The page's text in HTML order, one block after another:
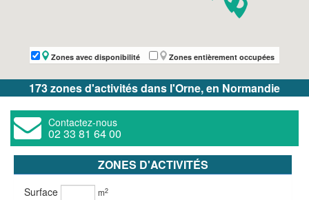
Zones avec disponibilité Zones entièrement occupées
173 zones d'activités dans l'Orne, en Normandie
Contactez-nous
02 33 81 64 00
ZONES D'ACTIVITÉS
Surface m2